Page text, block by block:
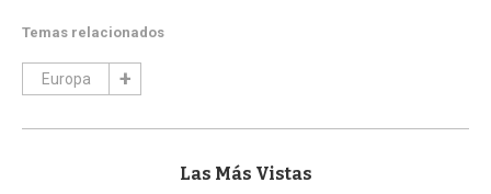
Temas relacionados
Europa
Las Más Vistas